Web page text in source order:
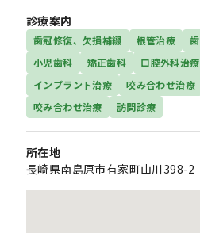
診療案内
歯冠修復、欠損補綴 根管治療
小児歯科
矯正歯科 口腔外科治療
インプラント治療
咬み合わせ治療
咬み合わせ治療
訪問診療
所在地
長崎県南島原市有家町山川398-2